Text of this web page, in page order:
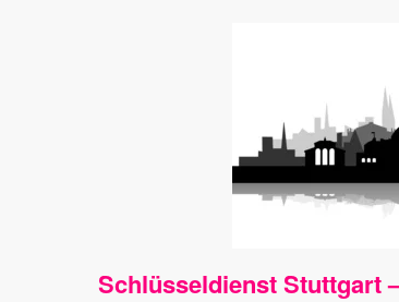
Schlüsseldienst Stuttgart